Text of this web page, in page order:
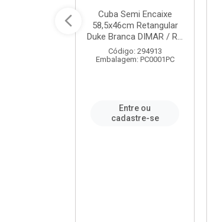
Cuba Semi Encaixe
58,5x46cm Retangular
Duke Branca DIMAR / R...
Código: 294913
Embalagem: PC0001PC
Entre ou
cadastre-se